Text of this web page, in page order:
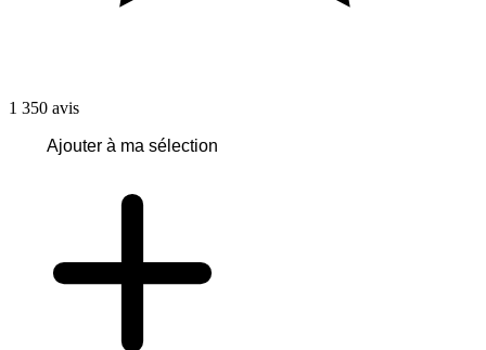
1 350 avis
Ajouter à ma sélection